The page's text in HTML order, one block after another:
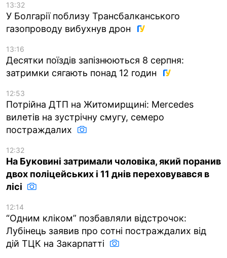
13:32
У Болгарії поблизу Трансбалканського
газопроводу вибухнув дрон
13:16
Десятки поїздів запізнюються 8 серпня:
затримки сягають понад 12 годин
12:53
Потрійна ДТП на Житомирщині: Mercedes
вилетів на зустрічну смугу, семеро
постраждалих
12:32
На Буковині затримали чоловіка, який поранив
двох поліцейських і 11 днів переховувався в
лісі
12:14
“Одним кліком” позбавляли відстрочок:
Лубінець заявив про сотні постраждалих від
дій ТЦК на Закарпатті